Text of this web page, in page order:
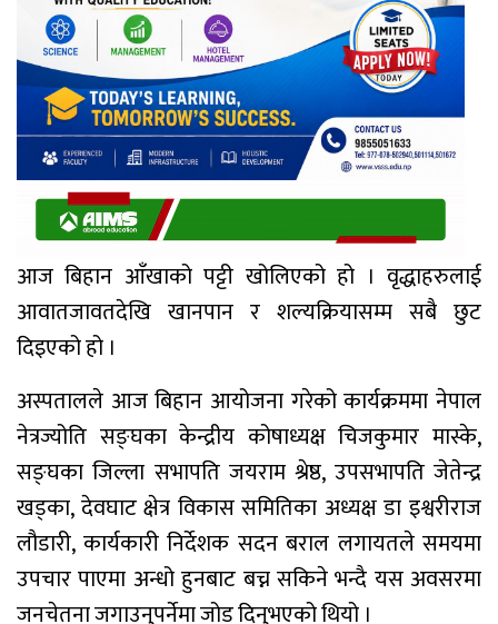
आज बिहान आँखाको पट्टी खोलिएको हो । वृद्धाहरुलाई
आवातजावतदेखि खानपान र शल्यक्रियासम्म सबै छुट
दिइएको हो ।
अस्पतालले आज बिहान आयोजना गरेको कार्यक्रममा नेपाल
नेत्रज्योति सङ्घका केन्द्रीय कोषाध्यक्ष चिजकुमार मास्के,
सङ्घका जिल्ला सभापति जयराम श्रेष्ठ, उपसभापति जेतेन्द्र
खड्का, देवघाट क्षेत्र विकास समितिका अध्यक्ष डा इश्वरीराज
लौडारी, कार्यकारी निर्देशक सदन बराल लगायतले समयमा
उपचार पाएमा अन्धो हुनबाट बच्न सकिने भन्दै यस अवसरमा
जनचेतना जगाउनुपर्नेमा जोड दिनुभएको थियो ।